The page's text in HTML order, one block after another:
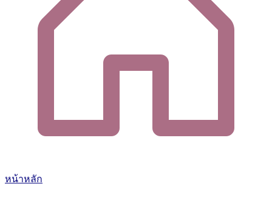
หน้าหลัก